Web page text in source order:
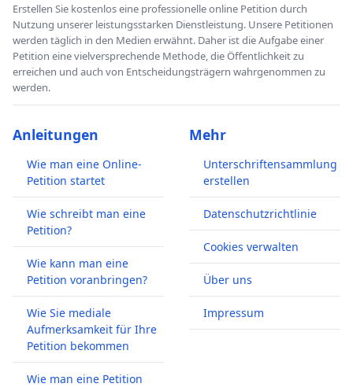
Erstellen Sie kostenlos eine professionelle online Petition durch
Nutzung unserer leistungsstarken Dienstleistung. Unsere Petitionen
werden täglich in den Medien erwähnt. Daher ist die Aufgabe einer
Petition eine vielversprechende Methode, die Öffentlichkeit zu
erreichen und auch von Entscheidungsträgern wahrgenommen zu
werden.
Anleitungen
Wie man eine Online-
Petition startet
Wie schreibt man eine
Petition?
Wie kann man eine
Petition voranbringen?
Wie Sie mediale
Aufmerksamkeit für Ihre
Petition bekommen
Wie man eine Petition
Mehr
Unterschriftensammlung
erstellen
Datenschutzrichtlinie
Cookies verwalten
Über uns
Impressum